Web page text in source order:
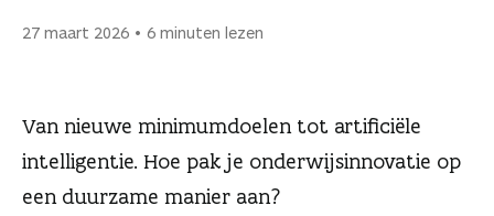
27 maart 2026 6 minuten lezen
Van nieuwe minimumdoelen tot artificiële
intelligentie. Hoe pak je onderwijsinnovatie op
een duurzame manier aan?